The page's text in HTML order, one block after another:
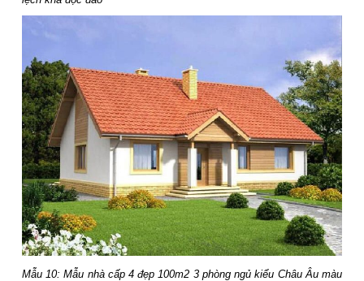
Mẫu 10: Mẫu nhà cấp 4 đẹp 100m2 3 phòng ngủ kiểu Châu Âu màu